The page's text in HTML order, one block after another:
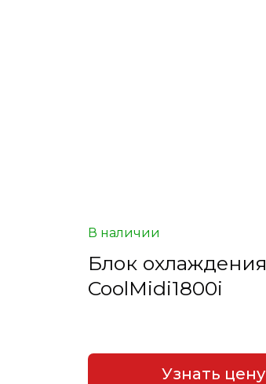
В наличии
Блок охлаждения
CoolMidi1800i
Узнать цену